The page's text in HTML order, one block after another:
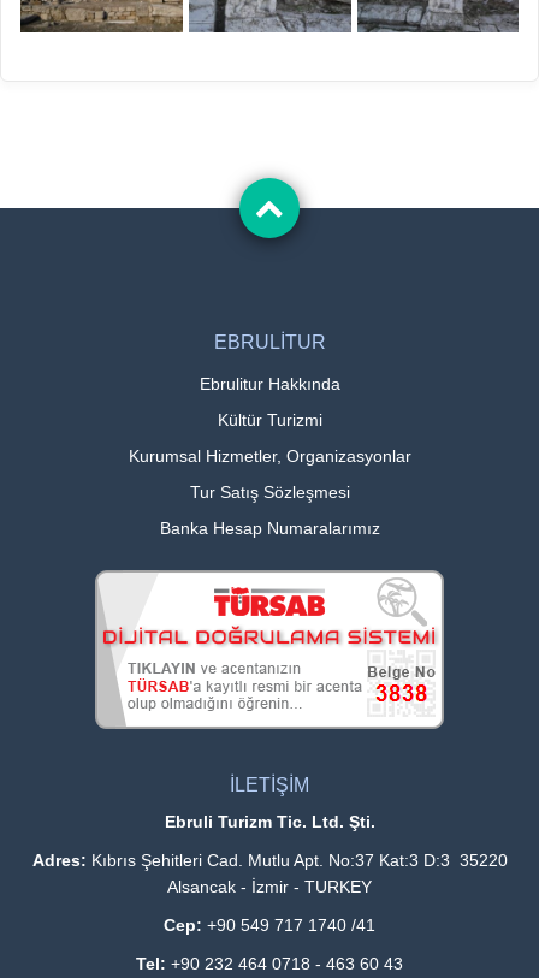
EBRULİTUR
Ebrulitur Hakkında
Kültür Turizmi
Kurumsal Hizmetler, Organizasyonlar
Tur Satış Sözleşmesi
Banka Hesap Numaralarımız
İLETİŞİM
Ebruli Turizm Tic. Ltd. Şti.
Adres: Kıbrıs Şehitleri Cad. Mutlu Apt. No:37 Kat:3 D:3 35220
Alsancak - İzmir - TURKEY
Cep: +90 549 717 1740 /41
Tel: +90 232 464 0718 - 463 60 43